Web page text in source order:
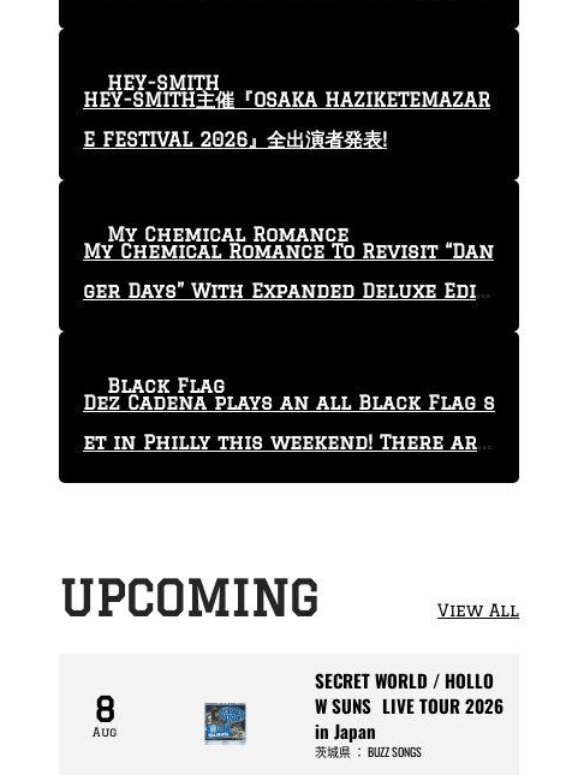
HEY-SMITH主催『OSAKA HAZIKETEMAZAR
E FESTIVAL 2026』全出演者発表!
HEY-SMITH
My Chemical Romance To Revisit “Dan
ger Days” With Expanded Deluxe Editi
My Chemical Romance
Dez Cadena plays an all Black Flag s
et in Philly this weekend! There are
only 29 tickets left!
Black Flag
UPCOMING View All
8
Aug
SECRET WORLD / HOLLO
W SUNS LIVE TOUR 2026
in Japan
茨城県： BUZZ SONGS